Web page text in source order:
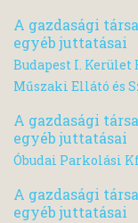
A gazdasági
egyéb juttatásai
Budapest I. Kerület
Műszaki Ellátó és
A gazdasági
egyéb juttatásai
Óbudai Parkolási
A gazdasági
egyéb juttatásai